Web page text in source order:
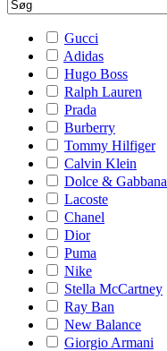
Gucci
Adidas
Hugo Boss
Ralph Lauren
Prada
Burberry
Tommy Hilfiger
Calvin Klein
Dolce & Gabbana
Lacoste
Chanel
Dior
Puma
Nike
Stella McCartney
Ray Ban
New Balance
Giorgio Armani